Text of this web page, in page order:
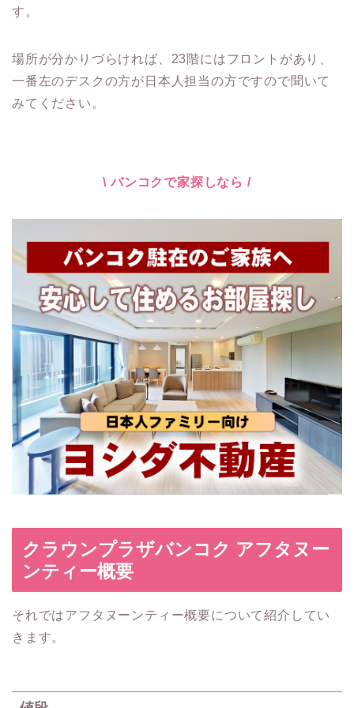
す。
場所が分かりづらければ、23階にはフロントがあり、
一番左のデスクの方が日本人担当の方ですので聞いて
みてください。
\ バンコクで家探しなら /
クラウンプラザバンコク アフタヌー
ンティー概要
それではアフタヌーンティー概要について紹介してい
きます。